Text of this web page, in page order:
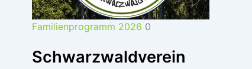
Familienprogramm 2026 0
Schwarzwaldverein